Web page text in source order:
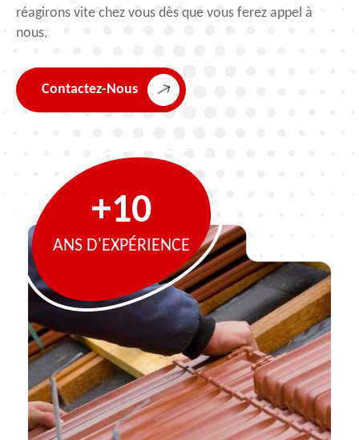
réagirons vite chez vous dès que vous ferez appel à
nous.
Contactez-Nous
+10
ANS D'EXPÉRIENCE